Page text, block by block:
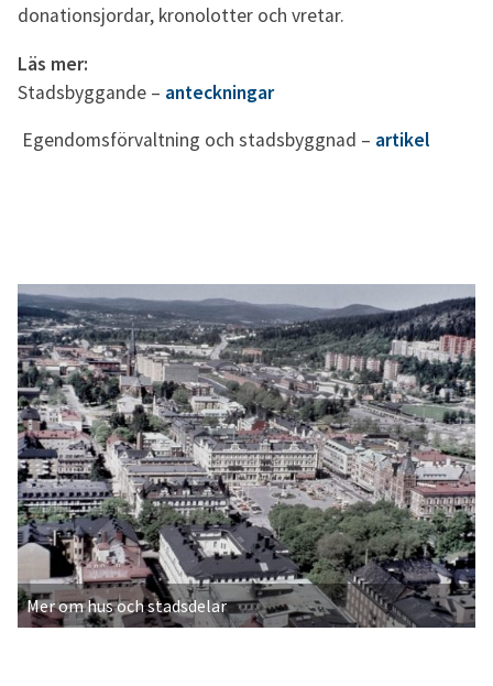
donationsjordar, kronolotter och vretar.
Läs mer:
Stadsbyggande – anteckningar
Egendomsförvaltning och stadsbyggnad – artikel
Mer om hus och stadsdelar